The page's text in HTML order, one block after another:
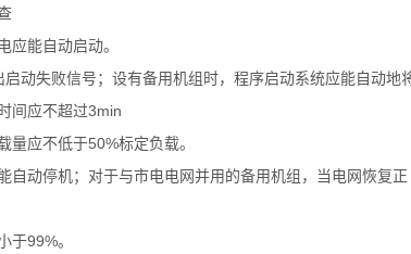
应能自动启动。
启动失败信号；设有备用机组时，程序启动系统应能自
间应不超过3min
量应不低于50%标定负载。
能自动停机；对于与市电电网并用的备用机组，当电网
99%。